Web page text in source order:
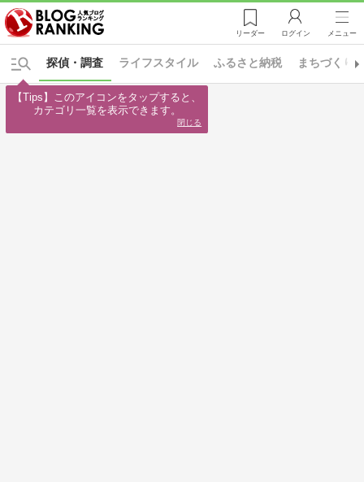
リーダー ログイン メニュー
ライフスタイル ふるさと納税 まちづくり
探偵・調査
【Tips】このアイコンをタップすると、
カテゴリ一覧を表示できます。
閉じる